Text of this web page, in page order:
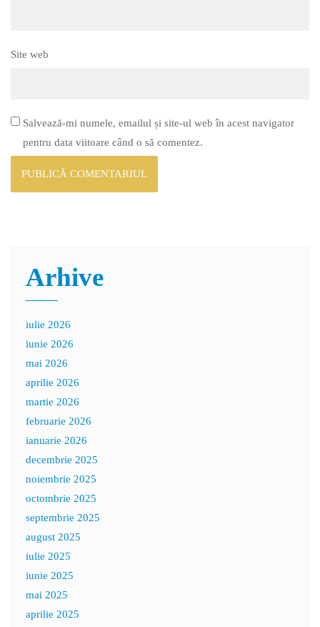
Site web
Salvează-mi numele, emailul și site-ul web în acest navigator
pentru data viitoare când o să comentez.
Arhive
iulie 2026
iunie 2026
mai 2026
aprilie 2026
martie 2026
februarie 2026
ianuarie 2026
decembrie 2025
noiembrie 2025
octombrie 2025
septembrie 2025
august 2025
iulie 2025
iunie 2025
mai 2025
aprilie 2025